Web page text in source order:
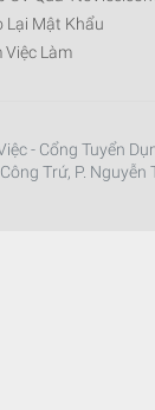
Lại Mật Khẩu
Việc Làm
- Cổng Tuyển
Trứ, P. Nguyễn